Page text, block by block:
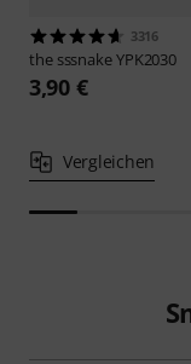
3316
the sssnakeYPK2030
3,90 €
Vergleichen